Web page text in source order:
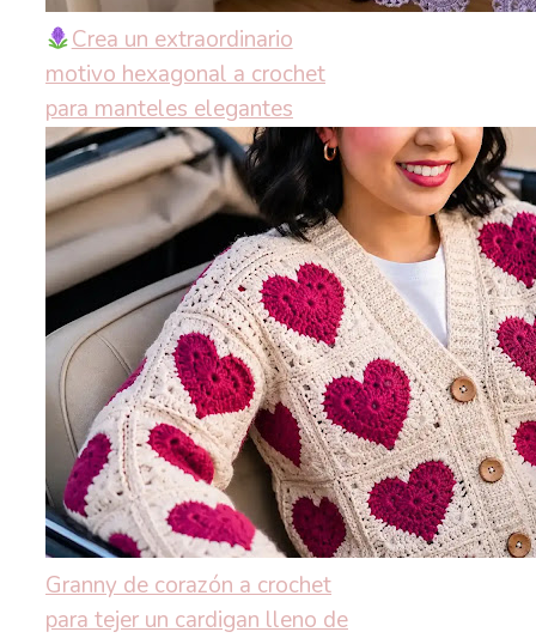
Crea un extraordinario
motivo hexagonal a crochet
para manteles elegantes
Granny de corazón a crochet
para tejer un cardigan lleno de